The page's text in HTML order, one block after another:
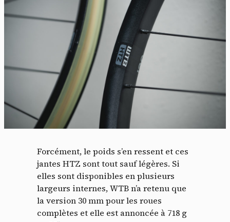
Forcément, le poids s’en ressent et ces
jantes HTZ sont tout sauf légères. Si
elles sont disponibles en plusieurs
largeurs internes, WTB n’a retenu que
la version 30 mm pour les roues
complètes et elle est annoncée à 718 g